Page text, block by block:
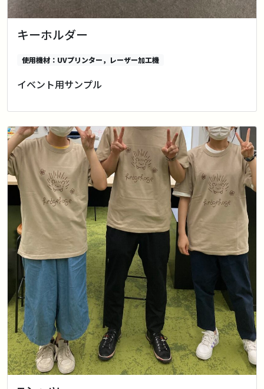
キーホルダー
使用機材：UVプリンター，レーザー加工機
イベント用サンプル